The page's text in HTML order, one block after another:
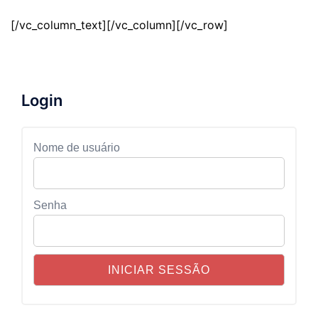
[/vc_column_text][/vc_column][/vc_row]
Login
Nome de usuário
Senha